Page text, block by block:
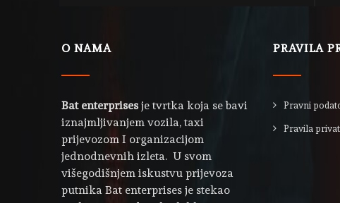
O NAMA
Bat enterprises je tvrtka koja se bavi
iznajmljivanjem vozila, taxi
prijevozom I organizacijom
jednodnevnih izleta. U svom
višegodišnjem iskustvu prijevoza
putnika Bat enterprises je stekao
PRAVILA
Pravni
Pravila